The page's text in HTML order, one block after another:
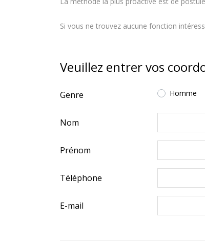
Si vous ne trouvez aucune fonction
Veuillez entrer vos
Genre Homme
Nom
Prénom
Téléphone
E-mail